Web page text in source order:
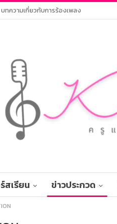
บทความเกี่ยวกับการร้องเพลง
สเรียน ข่าวประกวด